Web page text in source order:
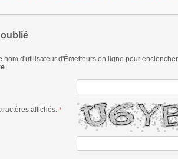
oublié
nom d'utilisateur d'Émetteurs en ligne pour
affichés. :*